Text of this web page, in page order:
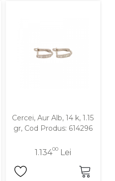
Cercei, Aur Alb, 14 k, 1.15
gr, Cod Produs: 614296
1.13400Lei